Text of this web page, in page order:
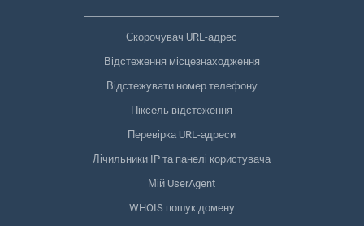
Скорочувач URL-адрес
Відстеження місцезнаходження
Відстежувати номер телефону
Піксель відстеження
Перевірка URL-адреси
Лічильники IP та панелі користувача
Мій UserAgent
WHOIS пошук домену